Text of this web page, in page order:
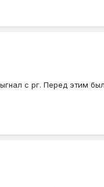
с рг. Перед этим